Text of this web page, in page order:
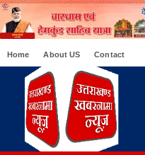
Home About US Contact